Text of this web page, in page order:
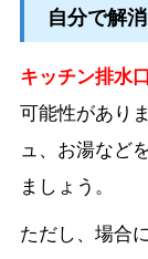
自分で解
キッチン排水
可能性があり
ュ、お湯など
ましょう。
ただし、場合